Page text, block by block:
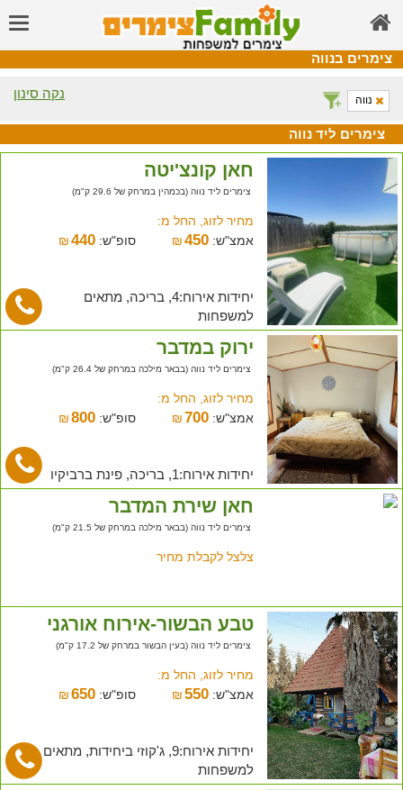
צימרים בנווה
נקה סינון נווה
צימרים ליד נווה
חאן קונצ'יטה
צימרים ליד נווה (בכמהין במרחק של 29.6 ק"מ)
מחיר לזוג, החל מ:
אמצ"ש:
₪450 סופ"ש: ₪ 440
יחידות אירוח:4, בריכה, מתאים
למשפחות
ירוק במדבר
צימרים ליד נווה (בבאר מילכה במרחק של 26.4 ק"מ)
מחיר לזוג, החל מ:
אמצ"ש:
₪700 סופ"ש: ₪ 800
יחידות אירוח:1, בריכה, פינת ברביקיו
חאן שירת המדבר
צימרים ליד נווה (בבאר מילכה במרחק של 21.5 ק"מ)
צלצל לקבלת מחיר
טבע הבשור-אירוח אורגני
צימרים ליד נווה (בעין הבשור במרחק של 17.2 ק"מ)
מחיר לזוג, החל מ:
אמצ"ש:
₪550 סופ"ש: ₪ 650
יחידות אירוח:9, ג'קוזי ביחידות, מתאים
למשפחות